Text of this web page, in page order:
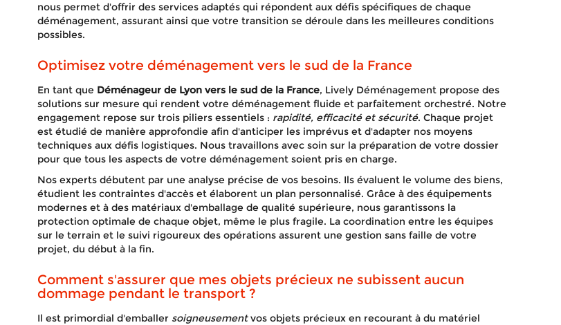
nous permet d'offrir des services adaptés qui répondent aux défis spécifiques de chaque
déménagement, assurant ainsi que votre transition se déroule dans les meilleures conditions
possibles.
Optimisez votre déménagement vers le sud de la France
En tant que Déménageur de Lyon vers le sud de la France, Lively Déménagement propose des
solutions sur mesure qui rendent votre déménagement fluide et parfaitement orchestré. Notre
engagement repose sur trois piliers essentiels : rapidité, efficacité et sécurité. Chaque projet
est étudié de manière approfondie afin d'anticiper les imprévus et d'adapter nos moyens
techniques aux défis logistiques. Nous travaillons avec soin sur la préparation de votre dossier
pour que tous les aspects de votre déménagement soient pris en charge.
Nos experts débutent par une analyse précise de vos besoins. Ils évaluent le volume des biens,
étudient les contraintes d'accès et élaborent un plan personnalisé. Grâce à des équipements
modernes et à des matériaux d'emballage de qualité supérieure, nous garantissons la
protection optimale de chaque objet, même le plus fragile. La coordination entre les équipes
sur le terrain et le suivi rigoureux des opérations assurent une gestion sans faille de votre
projet, du début à la fin.
Comment s'assurer que mes objets précieux ne subissent aucun
dommage pendant le transport ?
Il est primordial d'emballer soigneusementvos objets précieux en recourant à du matériel